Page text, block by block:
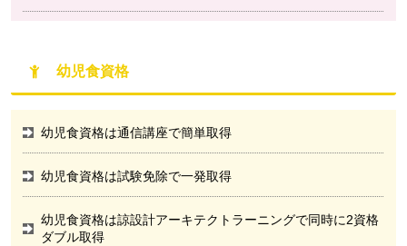
幼児食資格
幼児食資格は通信講座で簡単取得
幼児食資格は試験免除で一発取得
幼児食資格は諒設計アーキテクトラーニングで同時に2資格
ダブル取得